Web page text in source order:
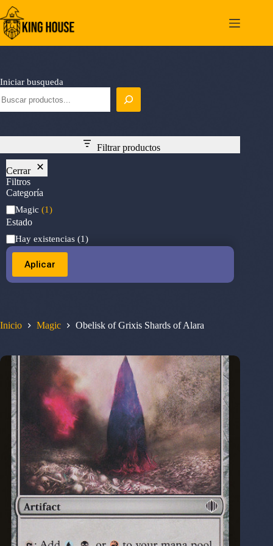
Saltar
al
contenido
Inicio Magic Obelisk of Grixis Shards of Alara
Iniciar busqueda
Filtrar productos
Cerrar
Filtros
Categoría
Categoría
Magic (1)
Estado
Estado
Hay existencias (1)
Aplicar